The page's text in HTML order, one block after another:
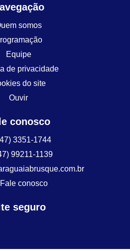
somos
Equipe
de privacidade
do site
Ouvir
conosco
3351-1744
99211-1139
Fale conosco
seguro